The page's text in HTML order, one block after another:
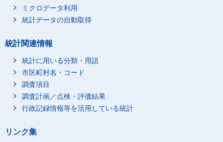
ミクロデータ利用
統計データの自動取得
統計関連情報
統計に用いる分類・用語
市区町村名・コード
調査項目
調査計画／点検・評価結果
行政記録情報等を活用している統計
リンク集